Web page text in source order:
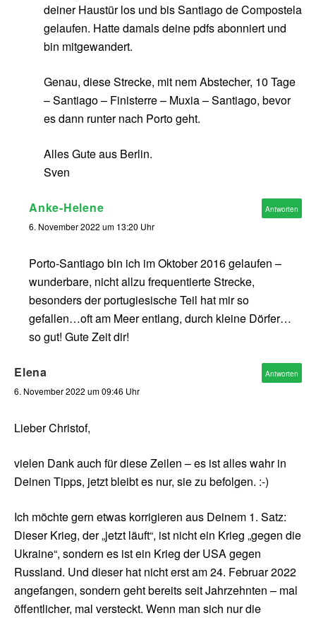
deiner Haustür los und bis Santiago de Compostela
gelaufen. Hatte damals deine pdfs abonniert und
bin mitgewandert.
Genau, diese Strecke, mit nem Abstecher, 10 Tage
– Santiago – Finisterre – Muxia – Santiago, bevor
es dann runter nach Porto geht.
Alles Gute aus Berlin.
Sven
Anke-Helene
6. November 2022 um 13:20 Uhr
Porto-Santiago bin ich im Oktober 2016 gelaufen –
wunderbare, nicht allzu frequentierte Strecke,
besonders der portugiesische Teil hat mir so
gefallen…oft am Meer entlang, durch kleine Dörfer…
so gut! Gute Zeit dir!
Antworten
Elena
6. November 2022 um 09:46 Uhr
Lieber Christof,
vielen Dank auch für diese Zeilen – es ist alles wahr in
Deinen Tipps, jetzt bleibt es nur, sie zu befolgen. :-)
Ich möchte gern etwas korrigieren aus Deinem 1. Satz:
Dieser Krieg, der „jetzt läuft“, ist nicht ein Krieg „gegen die
Ukraine“, sondern es ist ein Krieg der USA gegen
Russland. Und dieser hat nicht erst am 24. Februar 2022
angefangen, sondern geht bereits seit Jahrzehnten – mal
öffentlicher, mal versteckt. Wenn man sich nur die
Antworten